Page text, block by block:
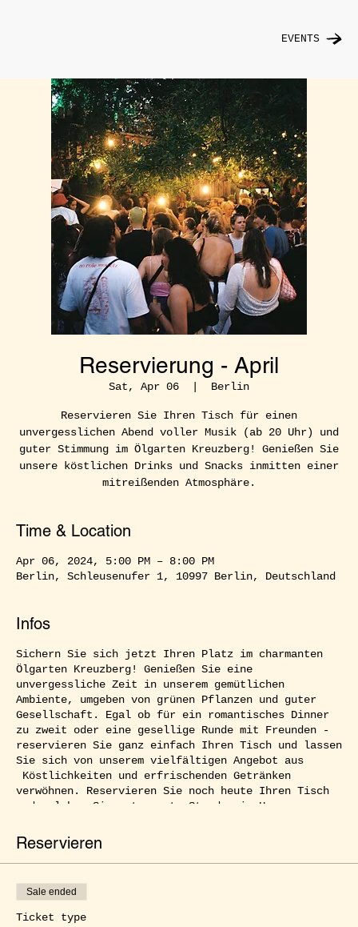
EVENTS
Reservierung - April
Sat, Apr 06
  |
Berlin
Reservieren Sie Ihren Tisch für einen
unvergesslichen Abend voller Musik (ab 20 Uhr) und
guter Stimmung im Ölgarten Kreuzberg! Genießen Sie
unsere köstlichen Drinks und Snacks inmitten einer
mitreißenden Atmosphäre.
Time & Location
Apr 06, 2024, 5:00 PM – 8:00 PM
Berlin, Schleusenufer 1, 10997 Berlin, Deutschland
Infos
Sichern Sie sich jetzt Ihren Platz im charmanten
Ölgarten Kreuzberg! Genießen Sie eine
unvergessliche Zeit in unserem gemütlichen
Ambiente, umgeben von grünen Pflanzen und guter
Gesellschaft. Egal ob für ein romantisches Dinner
zu zweit oder eine gesellige Runde mit Freunden -
reservieren Sie ganz einfach Ihren Tisch und lassen
Sie sich von unserem vielfältigen Angebot aus
Köstlichkeiten und erfrischenden Getränken
verwöhnen. Reservieren Sie noch heute Ihren Tisch
und erleben Sie entspannte Stunden im Herzen von
Reservieren
Sale ended
Ticket type